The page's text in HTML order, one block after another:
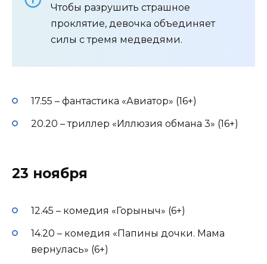
Чтобы разрушить страшное
проклятие, девочка объединяет
силы с тремя медведями.
17.55 – фантастика «Авиатор» (16+)
20.20 – триллер «Иллюзия обмана 3» (16+)
23 ноября
12.45 – комедия «Горыныч» (6+)
14.20 – комедия «Папины дочки. Мама
вернулась» (6+)